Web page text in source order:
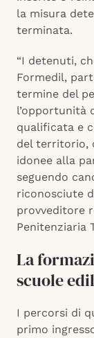
la misura
terminata.
“I detenuti,
Formedil,
termine del
l’opportunità
qualificata e
del territorio,
idonee alla
seguendo
riconosciute
provveditore
Penitenziaria
La
scuole
I percorsi di
primo